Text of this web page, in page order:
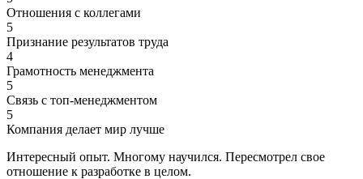
Отношения с коллегами
5
Признание результатов труда
4
Грамотность менеджмента
5
Связь с топ-менеджментом
5
Компания делает мир лучше
Интересный опыт. Многому научился. Пересмотрел свое
отношение к разработке в целом.